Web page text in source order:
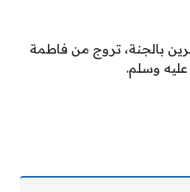
بالجنة، تروج من فاطمة
عليه وسلم.